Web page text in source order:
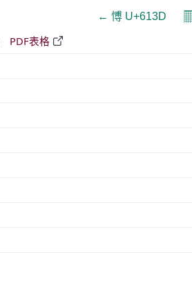
← 愽 U+613D
PDF表格